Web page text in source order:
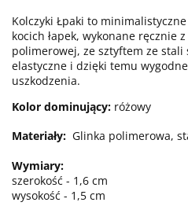
Kolczyki Łpaki to
kocich łapek, wykonane ręcznie
polimerowej, ze sztyftem ze stali
elastyczne i dzięki temu
uszkodzenia.
Kolor dominujący: różowy
Materiały: Glinka polimerowa,
Wymiary:
szerokość - 1,6 cm
wysokość - 1,5 cm